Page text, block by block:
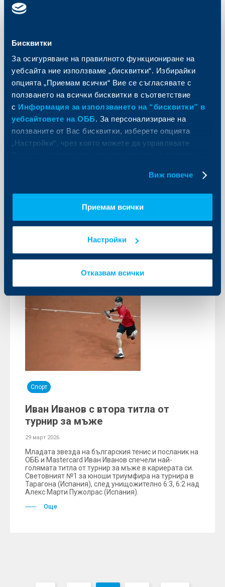
Бисквитки
За осигуряване на правилното функциониране на
уебсайта ние използваме „бисквитки“. Избирайки
опцията „Приемам всички“ Вие се съгласявате с
ползването на всички бисквитки в съответствие
с Информация за използването на “бисквитки” в
уебсайтовете на ОББ. За персонализиране на
ползваните от Вас бисквитки, изберете опцията
„Настройки“, чрез която можете да управлявате
Виж повече
Приемам всички
Настройки
Отказвам всички
Отговорност пред обществото
Служители на ОББ се включиха в
почистването на река Какач и
Северния парк в София като част
от световната инициатива „Часът
на Земята“
Дъждовното време в събота не спря служителите
Group в България, които се включиха в
коритото на река Какач в Северния парк в София.
Спорт
Иван Иванов с втора титла от
турнир за мъже
29 март 2026
Младата звезда на българския тенис и посланик на
ОББ и Mastercard Иван Иванов спечели най-
голямата титла от турнир за мъже в кариерата си.
Световният №1 за юноши триумфира на турнира в
Тарагона (Испания), след унищожително 6:3, 6:2 над
Алекс Марти Пужолрас (Испания).
Още